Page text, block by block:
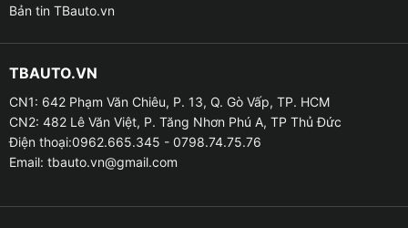
Bản tin TBauto.vn
TBAUTO.VN
CN1: 642 Phạm Văn Chiêu, P. 13, Q. Gò Vấp, TP. HCM
CN2: 482 Lê Văn Việt, P. Tăng Nhơn Phú A, TP Thủ Đức
Điện thoại:0962.665.345 - 0798.74.75.76
Email: tbauto.vn@gmail.com